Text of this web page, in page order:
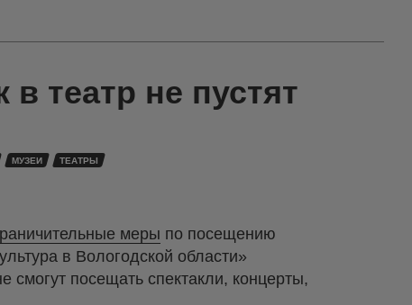
театр не пустят
МУЗЕИ ТЕАТРЫ
меры по посещению
в Вологодской области»
смогут посещать спектакли, концерты,